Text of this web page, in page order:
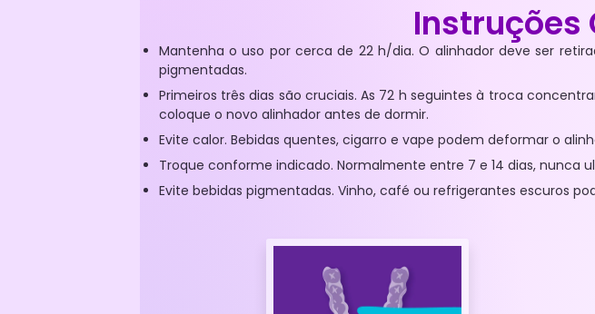
Instruções
Mantenha o uso por cerca de 22 h/dia. O alinhador deve ser
pigmentadas.
Primeiros três dias são cruciais. As 72 h seguintes à troca
coloque o novo alinhador antes de dormir.
Evite calor. Bebidas quentes, cigarro e vape podem deformar o
Troque conforme indicado. Normalmente entre 7 e 14 dias, nunca
Evite bebidas pigmentadas. Vinho, café ou refrigerantes escuros